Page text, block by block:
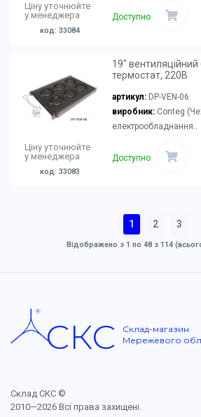
Ціну уточнюйте
у менеджера
код: 33084
Доступно
Ціну уточнюйте
у менеджера
код: 33083
19" вентиляційний
термостат, 220В
артикул: DP-VEN-06
виробник:Conteg
електрообладнання..
Доступно
1 2 3
Відображено з 1 по 48 з 114
СКС
Склад-магазин
Мережевого
Склад СКС ©
2010—2026 Всі права захищені.